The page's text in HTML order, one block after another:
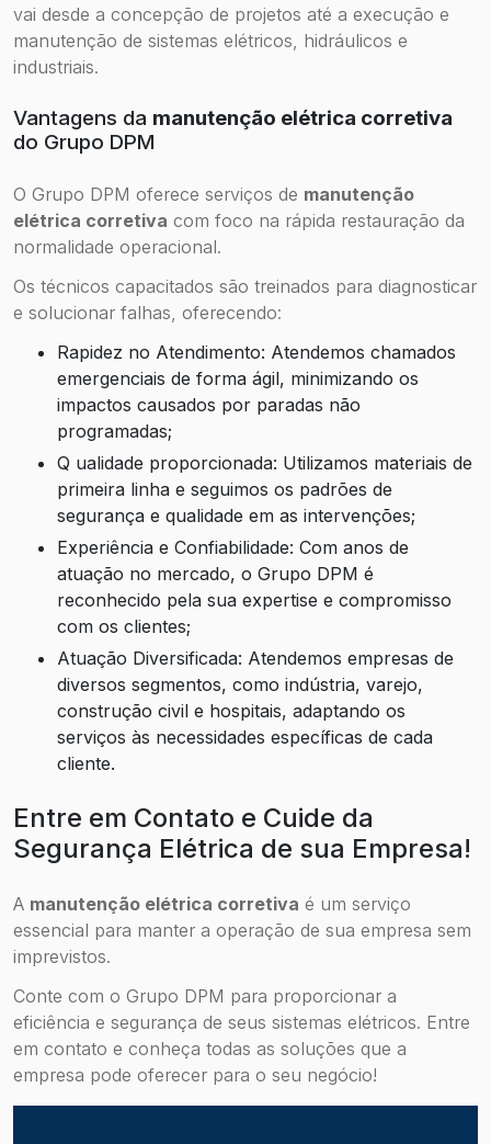
vai desde a concepção de projetos até a execução e
manutenção de sistemas elétricos, hidráulicos e
industriais.
Vantagens da manutenção elétrica corretiva
do Grupo DPM
O Grupo DPM oferece serviços de manutenção
elétrica corretiva com foco na rápida restauração da
normalidade operacional.
Os técnicos capacitados são treinados para diagnosticar
e solucionar falhas, oferecendo:
Rapidez no Atendimento: Atendemos chamados
emergenciais de forma ágil, minimizando os
impactos causados por paradas não
programadas;
Q ualidade proporcionada: Utilizamos materiais de
primeira linha e seguimos os padrões de
segurança e qualidade em as intervenções;
Experiência e Confiabilidade: Com anos de
atuação no mercado, o Grupo DPM é
reconhecido pela sua expertise e compromisso
com os clientes;
Atuação Diversificada: Atendemos empresas de
diversos segmentos, como indústria, varejo,
construção civil e hospitais, adaptando os
serviços às necessidades específicas de cada
cliente.
Entre em Contato e Cuide da
Segurança Elétrica de sua Empresa!
A manutenção elétrica corretiva é um serviço
essencial para manter a operação de sua empresa sem
imprevistos.
Conte com o Grupo DPM para proporcionar a
eficiência e segurança de seus sistemas elétricos. Entre
em contato e conheça todas as soluções que a
empresa pode oferecer para o seu negócio!